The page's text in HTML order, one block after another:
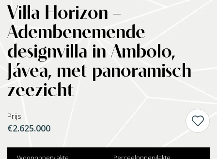
Villa Horizon –
Adembenemende
designvilla in Ambolo,
Jávea, met panoramisch
zeezicht
Prijs
€2.625.000